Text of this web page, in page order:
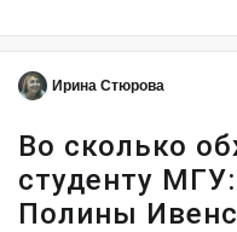
Ирина Стюрова
Во сколько
студенту
Полины